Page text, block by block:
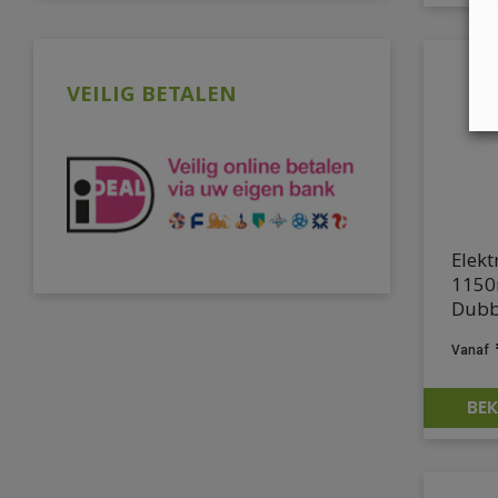
VEILIG BETALEN